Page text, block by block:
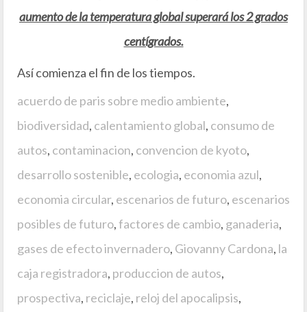
aumento de la temperatura global superará los 2 grados
centígrados.
Así comienza el fin de los tiempos.
acuerdo de paris sobre medio ambiente,
biodiversidad, calentamiento global, consumo de
autos, contaminacion, convencion de kyoto,
desarrollo sostenible, ecologia, economia azul,
economia circular, escenarios de futuro, escenarios
posibles de futuro,factores de cambio, ganaderia,
gases de efecto invernadero, Giovanny Cardona, la
caja registradora, produccion de autos,
prospectiva, reciclaje, reloj del apocalipsis,